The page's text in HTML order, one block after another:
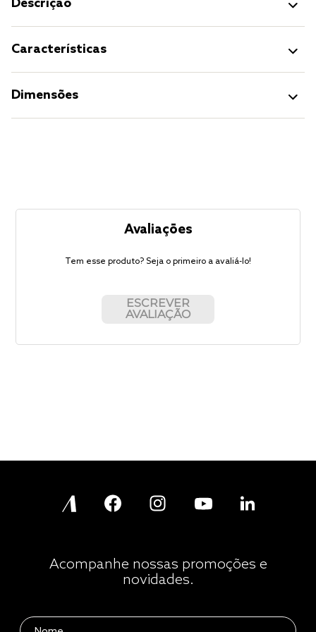
Descrição
Características
Dimensões
Avaliações
Tem esse produto? Seja o primeiro a avaliá-lo!
ESCREVER
AVALIAÇÃO
Acompanhe nossas promoções e
novidades.